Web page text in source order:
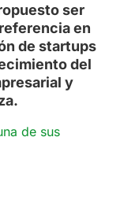
ser
en
de startups
del
y
de sus